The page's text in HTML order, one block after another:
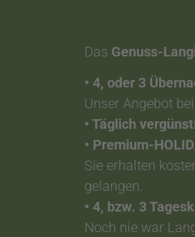
Das Genuss-
• 4, oder 3
Unser Angebot
• Täglich
• Premium-
Sie erhalten
gelangen.
• 4, bzw. 3
Noch nie war